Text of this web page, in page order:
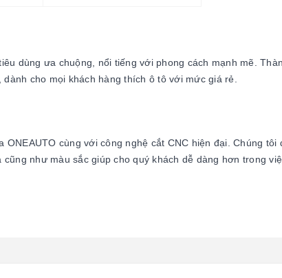
dùng ưa chuộng, nổi tiếng với phong cách mạnh mẽ.
cho mọi khách hàng thích ô tô với mức giá rẻ.
cùng với công nghệ cắt CNC hiện đại. Chúng tôi
như màu sắc giúp cho quý khách dễ dàng hơn trong